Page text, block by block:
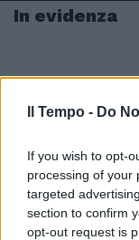
Il Tempo - Do
If you wish to opt-
processing of your
targeted
section to confirm
opt-out request is
In evidenza